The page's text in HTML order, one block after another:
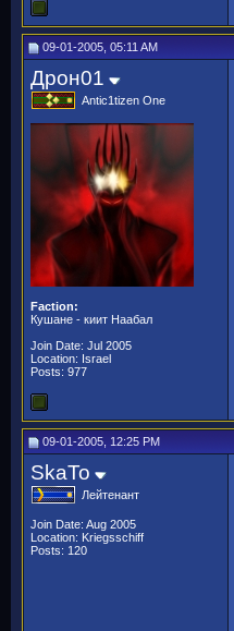
09-01-2005, 05:11 AM
Дрон01
Antic1tizen One
Faction:
Кушане - киит Наабал
Join Date: Jul 2005
Location: Israel
Posts: 977
09-01-2005, 12:25 PM
SkaTo
Лейтенант
Join Date: Aug 2005
Location: Kriegsschiff
Posts: 120